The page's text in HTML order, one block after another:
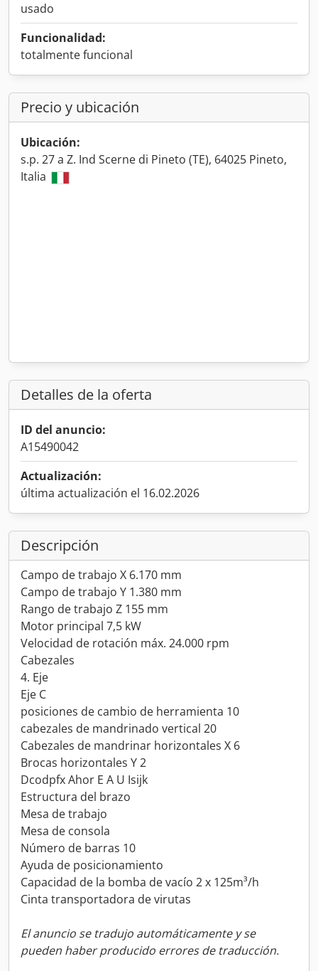
usado
Funcionalidad:
totalmente funcional
Precio y ubicación
Ubicación:
s.p. 27 a Z. Ind Scerne di Pineto (TE), 64025 Pineto,
Italia
Detalles de la oferta
ID del anuncio:
A15490042
Actualización:
última actualización el 16.02.2026
Descripción
Campo de trabajo X 6.170 mm
Campo de trabajo Y 1.380 mm
Rango de trabajo Z 155 mm
Motor principal 7,5 kW
Velocidad de rotación máx. 24.000 rpm
Cabezales
4. Eje
Eje C
posiciones de cambio de herramienta 10
cabezales de mandrinado vertical 20
Cabezales de mandrinar horizontales X 6
Brocas horizontales Y 2
Dcodpfx Ahor E A U Isijk
Estructura del brazo
Mesa de trabajo
Mesa de consola
Número de barras 10
Ayuda de posicionamiento
Capacidad de la bomba de vacío 2 x 125m³/h
Cinta transportadora de virutas
El anuncio se tradujo automáticamente y se
pueden haber producido errores de traducción.